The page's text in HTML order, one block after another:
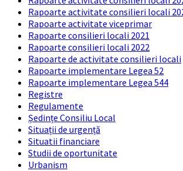
Rapoarte activitate consilieri locali
Rapoarte activitate viceprimar
Rapoarte consilieri locali 2021
Rapoarte consilieri locali 2022
Rapoarte de activitate consilieri locali
Rapoarte implementare Legea 52
Rapoarte implementare Legea 544
Registre
Regulamente
Ședințe Consiliu Local
Situații de urgență
Situatii financiare
Studii de oportunitate
Urbanism